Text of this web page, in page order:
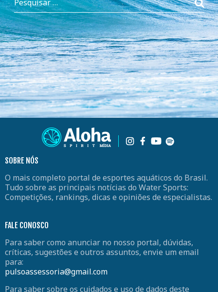
SOBRE NÓS
O mais completo portal de esportes aquáticos do Brasil.
Tudo sobre as principais notícias do Water Sports:
Competições, rankings, dicas e opiniões de especialistas.
FALE CONOSCO
Para saber como anunciar no nosso portal, dúvidas,
críticas, sugestões e outros assuntos, envie um email
para:
pulsoassessoria@gmail.com
Para saber sobre os cuidados e uso de dados deste